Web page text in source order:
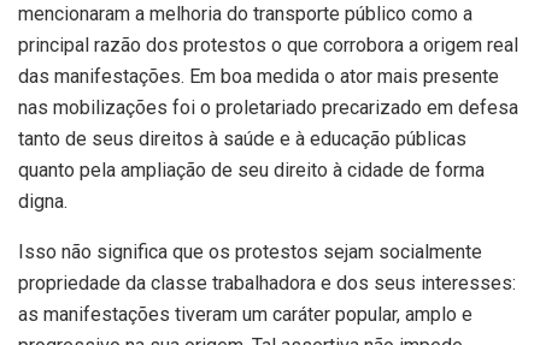
mencionaram a melhoria do transporte público como a
principal razão dos protestos o que corrobora a origem real
das manifestações. Em boa medida o ator mais presente
nas mobilizações foi o proletariado precarizado em defesa
tanto de seus direitos à saúde e à educação públicas
quanto pela ampliação de seu direito à cidade de forma
digna.
Isso não significa que os protestos sejam socialmente
propriedade da classe trabalhadora e dos seus interesses:
as manifestações tiveram um caráter popular, amplo e